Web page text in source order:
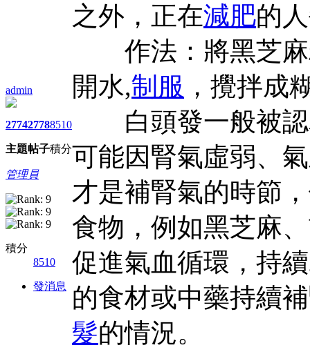
admin
2774
主題
2778
帖子
8510
積分
管理員
積分
8510
發消息
之外，正在減肥的
作法：將黑芝麻
開水,制服 ，攪拌成
白頭發一般被認
可能因腎氣虛弱、
才是補腎氣的時節
食物，例如黑芝麻
促進氣血循環，持
的食材或中藥持續
髮的情況。